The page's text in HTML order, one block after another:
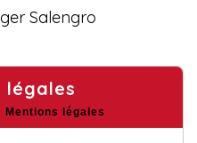
Salengro
légales
Mentions légales